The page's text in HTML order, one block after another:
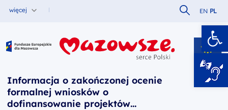
więcej Szukaj w
EN PL
Fundusze Europejskie dla Mazowsza
Informacja o zakończonej ocenie
formalnej wniosków o
dofinansowanie projektów